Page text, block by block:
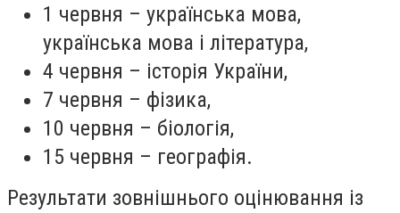
1 червня – українська мова,
українська мова і література,
4 червня – історія України,
7 червня – фізика,
10 червня – біологія,
15 червня – географія.
Результати зовнішнього оцінювання із